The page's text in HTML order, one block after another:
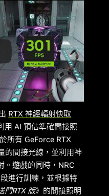
RTX 神經輻射快取
用 AI 預估準確間接照
所有 GeForce RTX
的間接光線，並利用神
。遊戲的同時，NRC
進行訓練，並根據特
門RTX 版》的間接照明